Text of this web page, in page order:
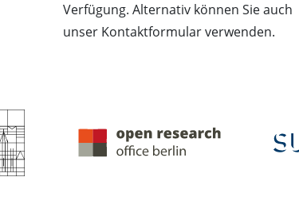
Verfügung. Alternativ können Sie auch
unser Kontaktformular verwenden.